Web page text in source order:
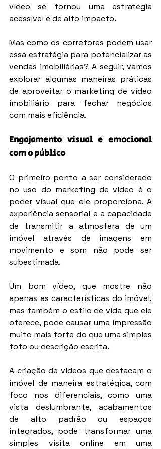
vídeo se tornou uma estratégia
acessível e de alto impacto.
Mas como os corretores podem usar
essa estratégia para potencializar as
vendas imobiliárias? A seguir, vamos
explorar algumas maneiras práticas
de aproveitar o marketing de vídeo
imobiliário para fechar negócios
com mais eficiência.
Engajamento visual e emocional
com o público
O primeiro ponto a ser considerado
no uso do marketing de vídeo é o
poder visual que ele proporciona. A
experiência sensorial e a capacidade
de transmitir a atmosfera de um
imóvel através de imagens em
movimento e som não pode ser
subestimada.
Um bom vídeo, que mostre não
apenas as características do imóvel,
mas também o estilo de vida que ele
oferece, pode causar uma impressão
muito mais forte do que uma simples
foto ou descrição escrita.
A criação de vídeos que destacam o
imóvel de maneira estratégica, com
foco nos diferenciais, como uma
vista deslumbrante, acabamentos
de alto padrão ou espaços
integrados, pode transformar uma
simples visita online em uma